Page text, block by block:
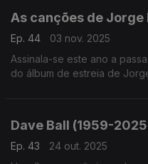
As canções de Jorge
Ep. 44
03 nov. 2025
Assinala-se este ano a
do álbum de estreia de
Dave Ball (1959-
Ep. 43
24 out. 2025